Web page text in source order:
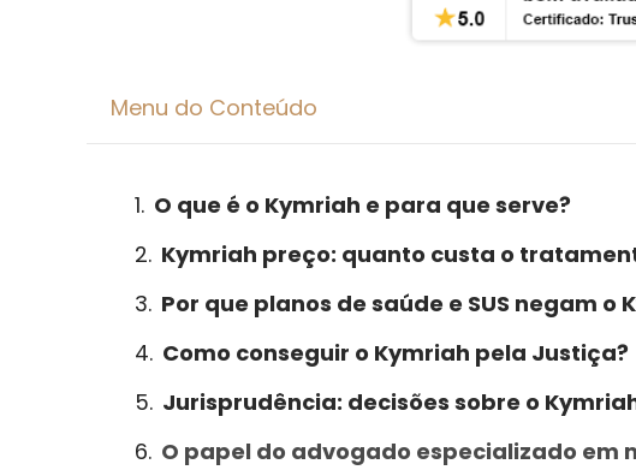
Menu do Conteúdo
O que é o Kymriah e para que serve?
Kymriah preço: quanto custa o
Por que planos de saúde e SUS negam o
Como conseguir o Kymriah pela Justiça?
Jurisprudência: decisões sobre o
O papel do advogado especializado em